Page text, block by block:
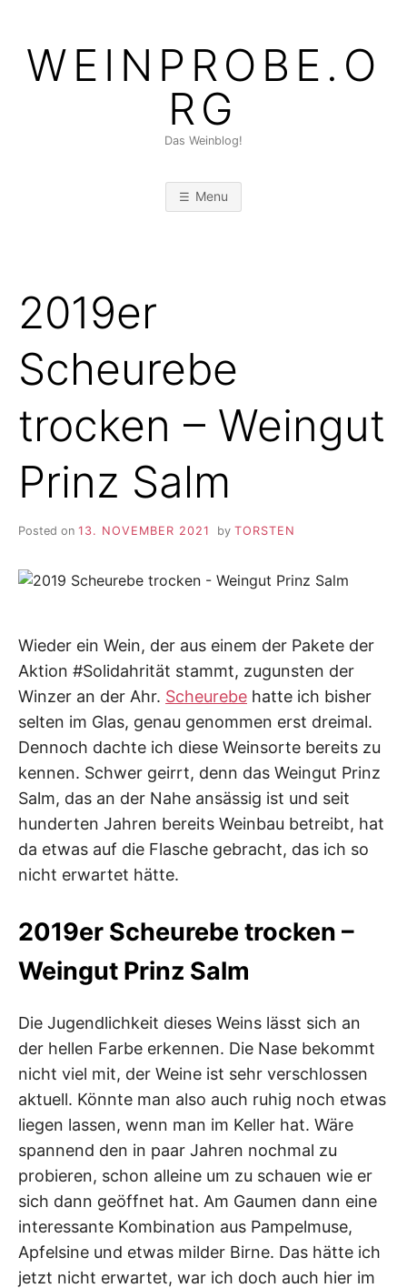
contentWEINPROBE.O
RG
Das Weinblog!
Menu
2019er
Scheurebe
trocken – Weingut
Prinz Salm
Posted on 13. NOVEMBER 2021 by TORSTEN
Wieder ein Wein, der aus einem der Pakete der
Aktion #Solidahrität stammt, zugunsten der
Winzer an der Ahr. Scheurebe hatte ich bisher
selten im Glas, genau genommen erst dreimal.
Dennoch dachte ich diese Weinsorte bereits zu
kennen. Schwer geirrt, denn das Weingut Prinz
Salm, das an der Nahe ansässig ist und seit
hunderten Jahren bereits Weinbau betreibt, hat
da etwas auf die Flasche gebracht, das ich so
nicht erwartet hätte.
2019er Scheurebe trocken –
Weingut Prinz Salm
Die Jugendlichkeit dieses Weins lässt sich an
der hellen Farbe erkennen. Die Nase bekommt
nicht viel mit, der Weine ist sehr verschlossen
aktuell. Könnte man also auch ruhig noch etwas
liegen lassen, wenn man im Keller hat. Wäre
spannend den in paar Jahren nochmal zu
probieren, schon alleine um zu schauen wie er
sich dann geöffnet hat. Am Gaumen dann eine
interessante Kombination aus Pampelmuse,
Apfelsine und etwas milder Birne. Das hätte ich
jetzt nicht erwartet, war ich doch auch hier im